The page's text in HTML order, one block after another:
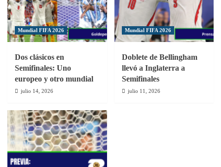
Mundial FIFA 2026
Dos clásicos en
Semifinales: Uno
europeo y otro mundial
julio 14, 2026
Mundial FIFA 2026
Doblete de Bellingham
llevó a Inglaterra a
Semifinales
julio 11, 2026